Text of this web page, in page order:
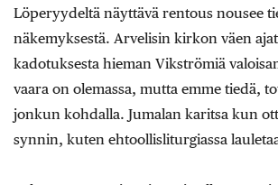
Löperyydeltä näyttävä rentous nousee
näkemyksestä. Arvelisin kirkon väen
kadotuksesta hieman Vikströmiä
vaara on olemassa, mutta emme tiedä,
jonkun kohdalla. Jumalan karitsa kun
synnin, kuten ehtoollisliturgiassa